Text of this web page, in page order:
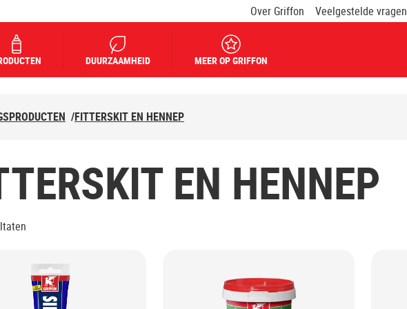
Over Griffon Veelgestelde vragen
DUURZAAMHEID MEER OP GRIFFON
/FITTERSKIT EN HENNEP
EN HENNEP